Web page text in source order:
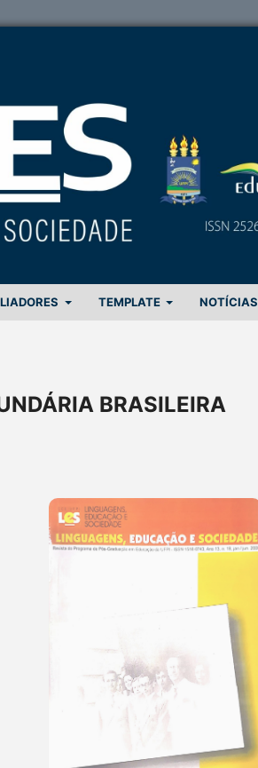
TEMPLATE NOTÍCIAS
BRASILEIRA